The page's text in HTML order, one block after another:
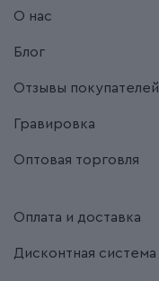
О нас
Блог
Отзывы покупателей
Гравировка
Оптовая торговля
Оплата и доставка
Дисконтная система